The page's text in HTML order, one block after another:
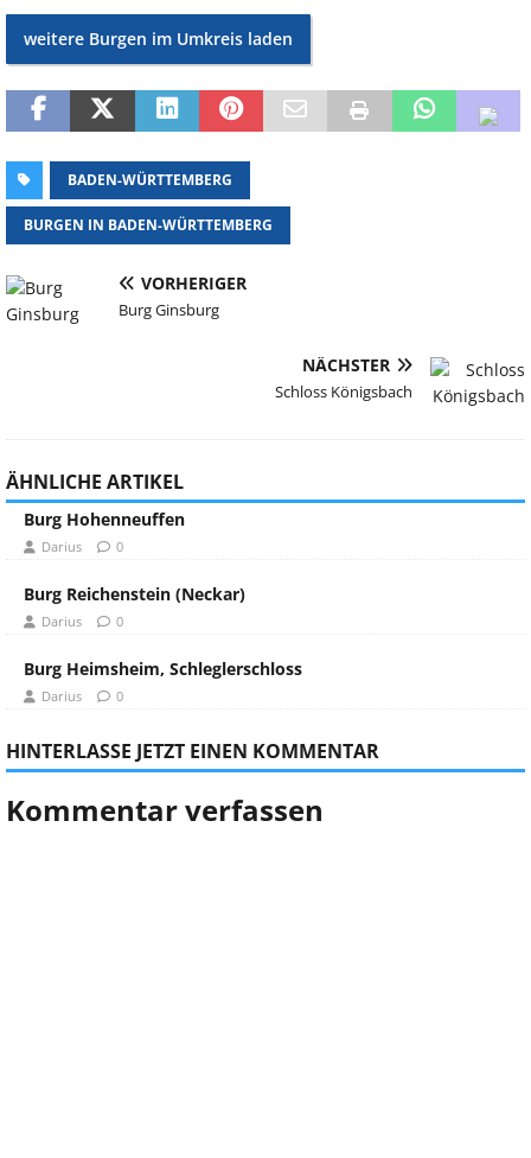
weitere Burgen im Umkreis laden
BADEN-WÜRTTEMBERG
BURGEN IN BADEN-WÜRTTEMBERG
VORHERIGER
Burg Ginsburg
NÄCHSTER
Schloss Königsbach
ÄHNLICHE ARTIKEL
Burg Hohenneuffen
Darius 0
Burg Reichenstein (Neckar)
Darius 0
Burg Heimsheim, Schleglerschloss
Darius 0
HINTERLASSE JETZT EINEN KOMMENTAR
Kommentar verfassen